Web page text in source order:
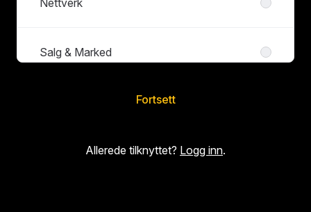
Nettverk
Salg & Marked
Fortsett
Allerede tilknyttet? Logg inn.